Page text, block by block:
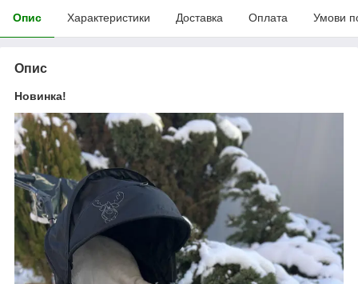
Опис Характеристики Доставка Оплата Умови
Опис
Новинка!